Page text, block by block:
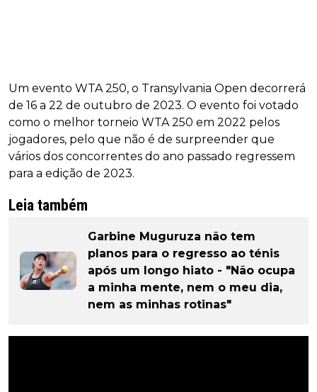
Um evento WTA 250, o Transylvania Open decorrerá
de 16 a 22 de outubro de 2023. O evento foi votado
como o melhor torneio WTA 250 em 2022 pelos
jogadores, pelo que não é de surpreender que
vários dos concorrentes do ano passado regressem
para a edição de 2023.
Leia também
Garbine Muguruza não tem
planos para o regresso ao ténis
após um longo hiato - "Não ocupa
a minha mente, nem o meu dia,
nem as minhas rotinas"